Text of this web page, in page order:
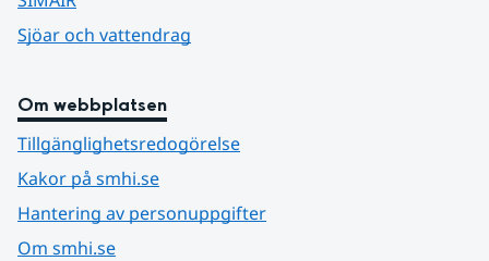
Sjöar och vattendrag
Om webbplatsen
Tillgänglighetsredogörelse
Kakor på smhi.se
Hantering av personuppgifter
Om smhi.se